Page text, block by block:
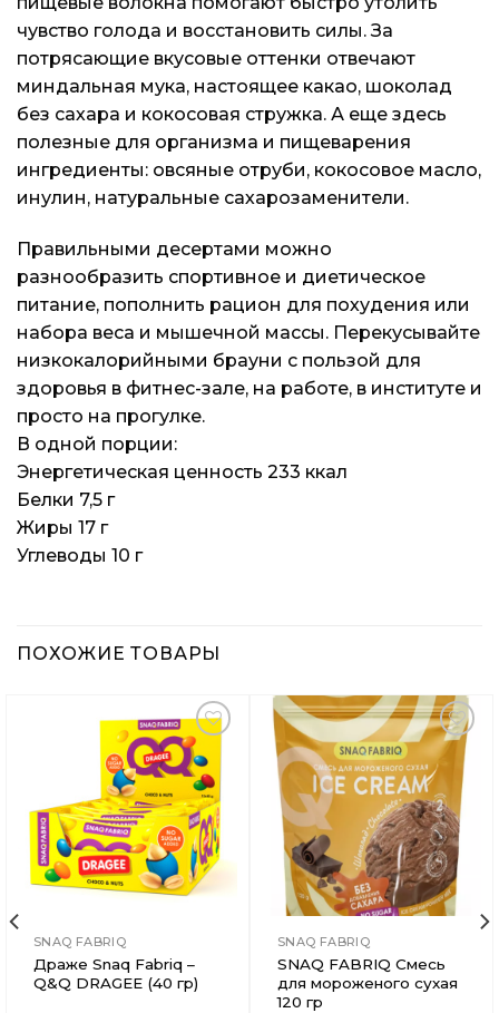
чувство голода и восстановить силы. За
потрясающие вкусовые оттенки отвечают
миндальная мука, настоящее какао, шоколад
без сахара и кокосовая стружка. А еще здесь
полезные для организма и пищеварения
ингредиенты: овсяные отруби, кокосовое масло,
инулин, натуральные сахарозаменители.
Правильными десертами можно
разнообразить спортивное и диетическое
питание, пополнить рацион для похудения или
набора веса и мышечной массы. Перекусывайте
низкокалорийными брауни с пользой для
здоровья в фитнес-зале, на работе, в институте и
просто на прогулке.
В одной порции:
Энергетическая ценность 233 ккал
Белки 7,5 г
Жиры 17 г
Углеводы 10 г
ПОХОЖИЕ ТОВАРЫ
Добавить
в
Вишлист
SNAQ FABRIQ
Драже Snaq Fabriq –
Q&Q DRAGEE (40 гр)
Добавить
Вишлист
SNAQ FABRIQ
SNAQ FABRIQ Смесь
для мороженого сухая
120 гр